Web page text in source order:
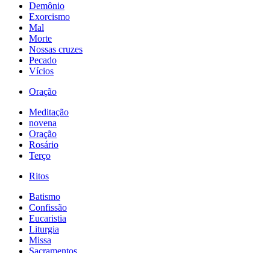
Demônio
Exorcismo
Mal
Morte
Nossas cruzes
Pecado
Vícios
Oração
Meditação
novena
Oração
Rosário
Terço
Ritos
Batismo
Confissão
Eucaristia
Liturgia
Missa
Sacramentos